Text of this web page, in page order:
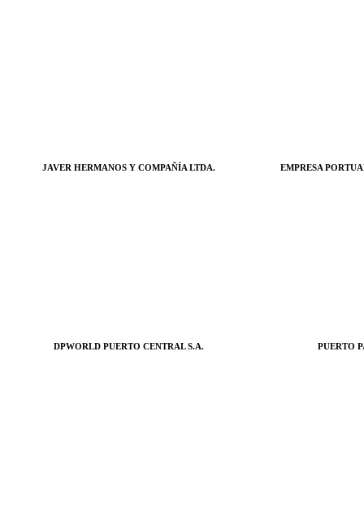
JAVER HERMANOS Y COMPAÑÍA LTDA. EMPRESA
DPWORLD PUERTO CENTRAL S.A. PUERTO